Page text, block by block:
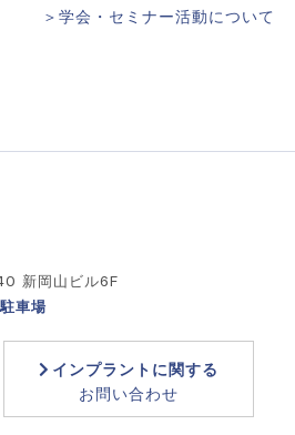
＞学会・セミナー活動について
新岡山ビル6F
車場
インプラントに関する
お問い合わせ